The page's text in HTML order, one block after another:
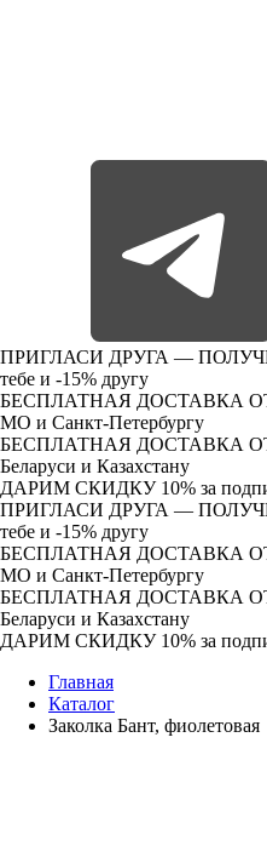
ПРИГЛАСИ ДРУГА —
тебе и -15% другу
БЕСПЛАТНАЯ ДОСТАВКА ОТ
МО и Санкт-Петербургу
БЕСПЛАТНАЯ ДОСТАВКА ОТ
Беларуси и Казахстану
ДАРИМ СКИДКУ 10% за
ПРИГЛАСИ ДРУГА —
тебе и -15% другу
БЕСПЛАТНАЯ ДОСТАВКА ОТ
МО и Санкт-Петербургу
БЕСПЛАТНАЯ ДОСТАВКА ОТ
Беларуси и Казахстану
ДАРИМ СКИДКУ 10% за
Главная
Каталог
Заколка Бант, фиолетовая